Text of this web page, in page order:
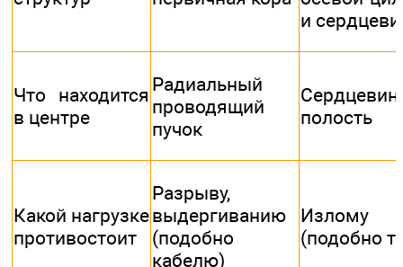
и
Что находится
в центре
Радиальный
проводящий
пучок
полость
Какой нагрузке
противостоит
Разрыву,
выдергиванию
(подобно
кабелю)
Излому
(подобно